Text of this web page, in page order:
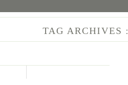
TAG ARCHIVES :